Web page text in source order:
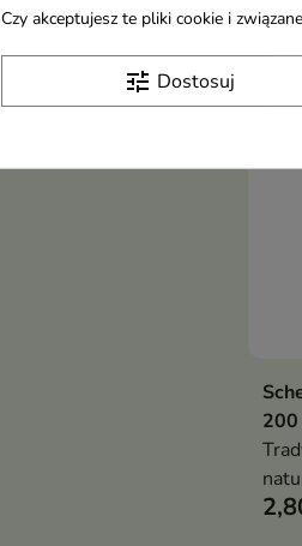
200
Czy akceptujesz te pliki cookie i
tune Dostosuj